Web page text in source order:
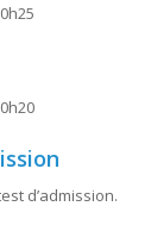
d’admission.